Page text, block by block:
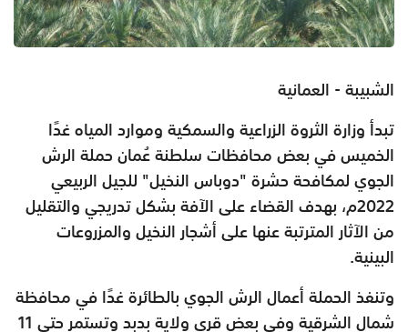
الشبيبة - العمانية
تبدأ وزارة الثروة الزراعية والسمكية وموارد المياه غدًا
الخميس في بعض محافظات سلطنة عُمان حملة الرش
الجوي لمكافحة حشرة "دوباس النخيل" للجيل الربيعي
2022م، بهدف القضاء على الآفة بشكل تدريجي والتقليل
من الآثار المترتبة عنها على أشجار النخيل والمزروعات
البينية.
وتنفذ الحملة أعمال الرش الجوي بالطائرة غدًا في محافظة
شمال الشرقية وفي بعض قرى ولاية بدبد وتستمر حتى 11